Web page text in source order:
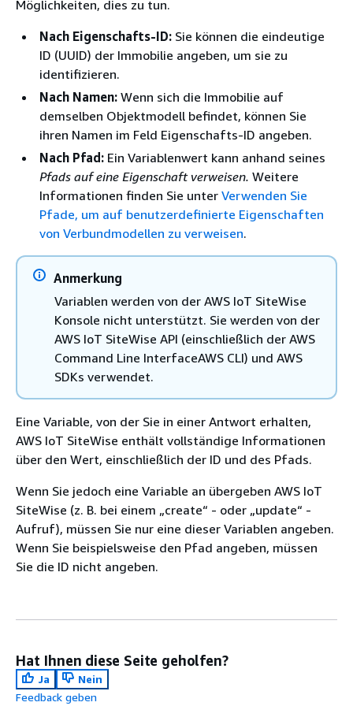
Möglichkeiten, dies zu tun.
Nach Eigenschafts-ID: Sie können die eindeutige
ID (UUID) der Immobilie angeben, um sie zu
identifizieren.
Nach Namen: Wenn sich die Immobilie auf
demselben Objektmodell befindet, können Sie
ihren Namen im Feld Eigenschafts-ID angeben.
Nach Pfad: Ein Variablenwert kann anhand seines
Pfads auf eine Eigenschaft verweisen. Weitere
Informationen finden Sie unter Verwenden Sie
Pfade, um auf benutzerdefinierte Eigenschaften
von Verbundmodellen zu verweisen.
Anmerkung
Variablen werden von der AWS IoT SiteWise
Konsole nicht unterstützt. Sie werden von der
AWS IoT SiteWise API (einschließlich der AWS
Command Line InterfaceAWS CLI) und AWS
SDKs verwendet.
Eine Variable, von der Sie in einer Antwort erhalten,
AWS IoT SiteWise enthält vollständige Informationen
über den Wert, einschließlich der ID und des Pfads.
Wenn Sie jedoch eine Variable an übergeben AWS IoT
SiteWise (z. B. bei einem „create“ - oder „update“ -
Aufruf), müssen Sie nur eine dieser Variablen angeben.
Wenn Sie beispielsweise den Pfad angeben, müssen
Sie die ID nicht angeben.
Hat Ihnen diese Seite geholfen?
Ja
Nein
Feedback geben